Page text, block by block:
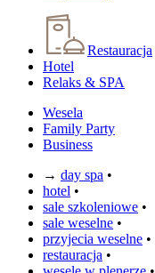
Restauracja
Hotel
Relaks & SPA
Wesela
Family Party
Business
→ day spa •
hotel •
sale szkoleniowe •
sale weselne •
przyjecia weselne •
restauracja •